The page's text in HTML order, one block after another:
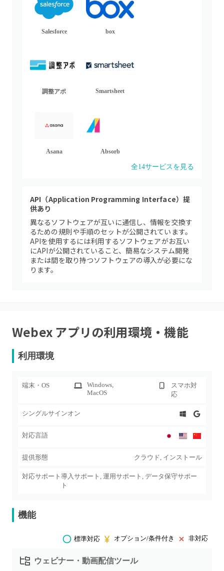
Salesforce box
調整アポ Smartsheet
Asana Absorb
全14サービスを見る
API（Application Programming Interface）提
供あり
異なるソフトウェアが互いに通信し、情報を交換す
るための規則や手順のセットが公開されています。
APIを使用するには利用するソフトウェアがお互い
にAPIが公開されていること、簡易なシステム開発
または間を取り持つソフトウェアの導入が必要にな
ります。
Webex アプリの利用環境・機能
利用環境
端末・OS Windows,
MacOS
スマホ対
応
シングルサインオン
対応言語
提供形態 クラウド, インストール
対応サポート 導入サポート, 運用サポート, データ保守サポー
ト
機能
標準対応 オプション/条件付き 非対応
ウェビナー・動画配信ツール